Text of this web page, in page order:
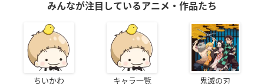
みんなが注目しているアニメ・作品たち
ちいかわ キャラ一覧 鬼滅の刃